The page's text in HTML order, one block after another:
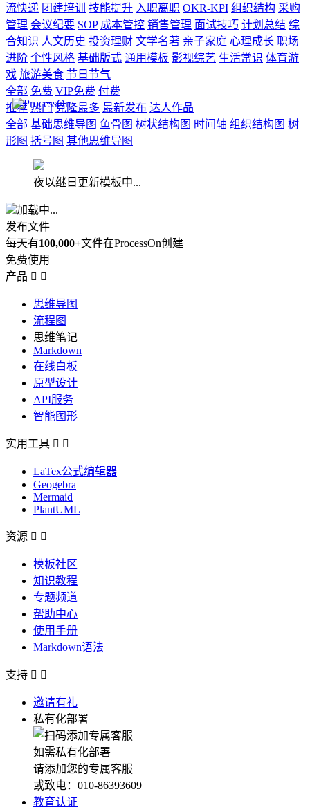
流快递 团建培训 技能提升 入职离职 OKR-KPI 组织结构 采购
管理 会议纪要 SOP 成本管控 销售管理 面试技巧 计划总结 综
合知识 人文历史 投资理财 文学名著 亲子家庭 心理成长 职场
进阶 个性风格 基础版式 通用模板 影视综艺 生活常识 体育游
戏 旅游美食 节日节气
全部 免费 VIP免费 付费
推荐 热门 克隆最多 最新发布 达人作品
全部 基础思维导图 鱼骨图 树状结构图 时间轴 组织结构图 树
形图 括号图 其他思维导图
夜以继日更新模板中...
加载中...
发布文件
每天有100,000+文件在ProcessOn创建
免费使用
产品  
思维导图
流程图
思维笔记
Markdown
在线白板
原型设计
API服务
智能图形
实用工具  
LaTex公式编辑器
Geogebra
Mermaid
PlantUML
资源  
模板社区
知识教程
专题频道
帮助中心
使用手册
Markdown语法
支持  
邀请有礼
私有化部署
如需私有化部署
请添加您的专属客服
或致电：010-86393609
教育认证